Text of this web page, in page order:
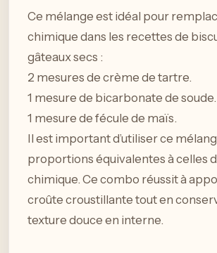
Ce mélange est idéal pour
chimique dans les recettes de
gâteaux secs :
2 mesures de crème de tartre.
1 mesure de bicarbonate de soude.
1 mesure de fécule de maïs.
Il est important d’utiliser ce
proportions équivalentes à celles
chimique. Ce combo réussit à
croûte croustillante tout en
texture douce en interne.